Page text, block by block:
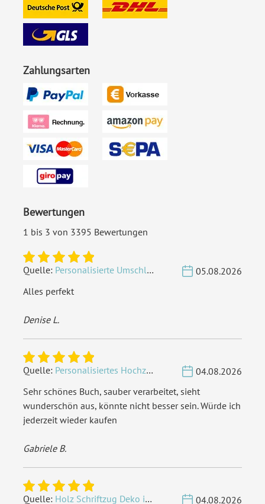
Zahlungsarten
Bewertungen
1 bis 3 von 3395 Bewertungen
Quelle: Personalisierte Umschläge - Vintage - Quadrat 155 x 155 mm
05.08.2026
Alles perfekt
Denise L.
Quelle: Personalisiertes Hochzeit Gästebuch A4 - Herzbaum
04.08.2026
Sehr schönes Buch, sauber verarbeitet, sieht
wunderschön aus, könnte nicht besser sein. Würde ich
jederzeit wieder kaufen
Gabriele B.
Quelle: Holz Schriftzug Deko individuell - Wunschname
04.08.2026